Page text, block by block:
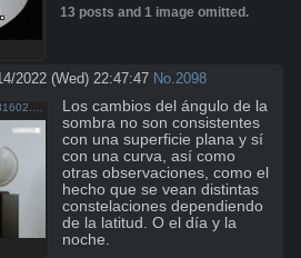
13 posts and 1 image omitted.
2022 (Wed) 22:47:47 No.2098
Los cambios del ángulo de la
sombra no son consistentes
con una superficie plana y sí
con una curva, así como
otras observaciones, como el
hecho que se vean distintas
constelaciones dependiendo
de la latitud. O el día y la
noche.